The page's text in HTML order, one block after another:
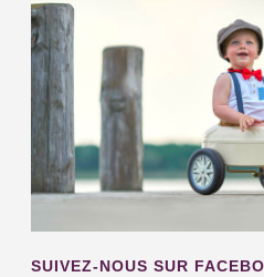
SUIVEZ-NOUS SUR